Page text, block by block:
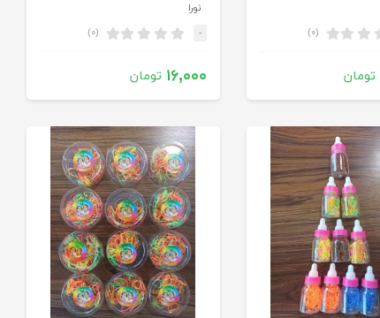
(۰)
تومان
نورا
- (۰)
۱۶,۰۰۰ تومان